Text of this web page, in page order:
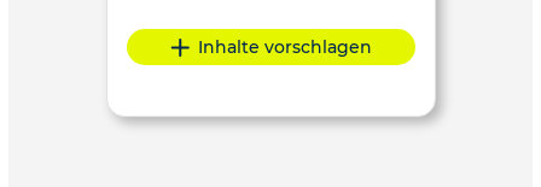
Inhalte vorschlagen